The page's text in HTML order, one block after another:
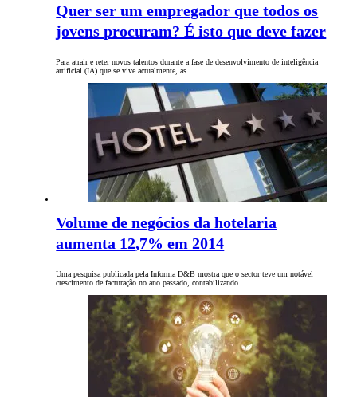
Quer ser um empregador que todos os
jovens procuram? É isto que deve fazer
Para atrair e reter novos talentos durante a fase de desenvolvimento de inteligência
artificial (IA) que se vive actualmente, as…
Volume de negócios da hotelaria
aumenta 12,7% em 2014
Uma pesquisa publicada pela Informa D&B mostra que o sector teve um notável
crescimento de facturação no ano passado, contabilizando…